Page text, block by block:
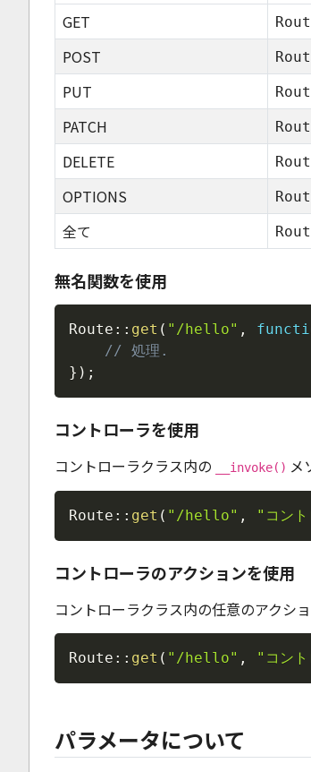
GET
POST
PUT
PATCH
DELETE
OPTIONS
全て
無名関数を使用
Route :: get ( "/hello" ,
// 処理.
} ) ;
コントローラを使用
コントローラクラス内の __invoke() メ
Route :: get ( "/hello" , "コント
コントローラのアクションを使用
コントローラクラス内の任意のアクシ
Route :: get ( "/hello" , "コント
パラメータについて